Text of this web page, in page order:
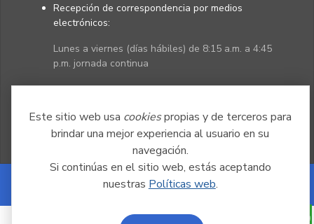
Este sitio web usa cookiespropias y de terceros para
brindar una mejor experiencia al usuario en su
navegación.
Si continúas en el sitio web, estás aceptando
nuestras Políticas web.
Recepción de correspondencia por medios
electrónicos:
Lunes a viernes (días hábiles) de 8:15 a.m. a 4:45
p.m. jornada continua
Powered by Nexura